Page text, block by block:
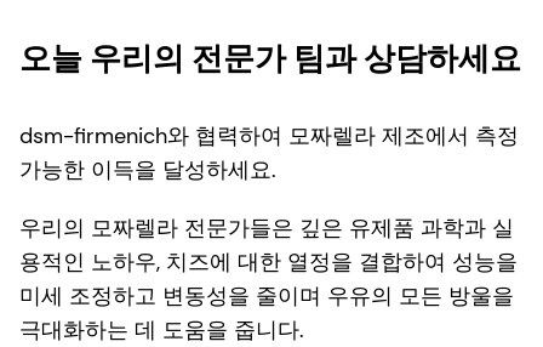
오늘 우리의 전문가 팀과 상담하세요
dsm-firmenich와 협력하여 모짜렐라 제조에서 측정
가능한 이득을 달성하세요.
우리의 모짜렐라 전문가들은 깊은 유제품 과학과 실
용적인 노하우, 치즈에 대한 열정을 결합하여 성능을
미세 조정하고 변동성을 줄이며 우유의 모든 방울을
극대화하는 데 도움을 줍니다.